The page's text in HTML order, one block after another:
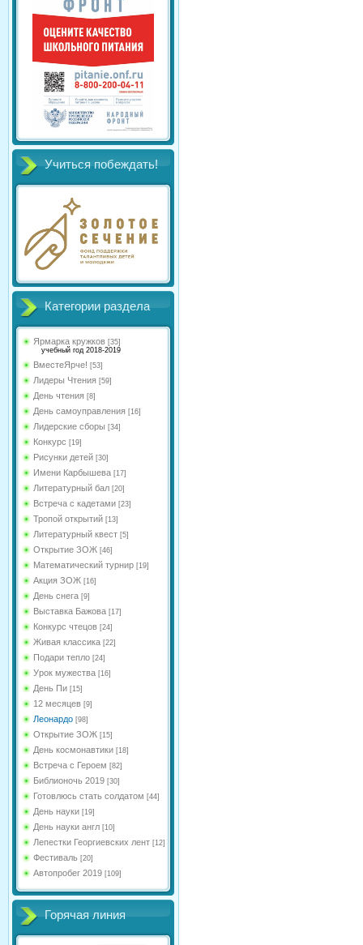
Учиться побеждать!
Категории раздела
Ярмарка кружков [35]
учебный год 2018-2019
ВместеЯрче! [53]
Лидеры Чтения [59]
День чтения [8]
День самоуправления [16]
Лидерские сборы [34]
Конкурс [19]
Рисунки детей [30]
Имени Карбышева [17]
Литературный бал [20]
Встреча с кадетами [23]
Тропой открытий [13]
Литературный квест [5]
Открытие ЗОЖ [46]
Математический турнир [19]
Акция ЗОЖ [16]
День снега [9]
Выставка Бажова [17]
Конкурс чтецов [24]
Живая классика [22]
Подари тепло [24]
Урок мужества [16]
День Пи [15]
12 месяцев [9]
Леонардо [98]
Открытие ЗОЖ [15]
День космонавтики [18]
Встреча с Героем [82]
Библионочь 2019 [30]
Готовлюсь стать солдатом [44]
День науки [19]
День науки англ [10]
Лепестки Георгиевских лент [12]
Фестиваль [20]
Автопробег 2019 [109]
Горячая линия